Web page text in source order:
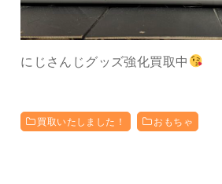
にじさんじグッズ強化買取中
買取いたしました！ おもちゃ